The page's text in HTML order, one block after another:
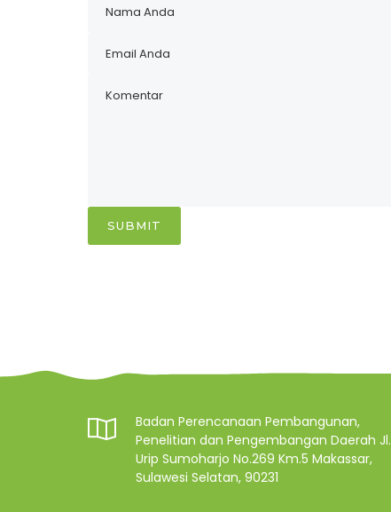
SUBMIT
Badan Perencanaan Pembangunan,
Penelitian dan Pengembangan Daerah Jl.
Urip Sumoharjo No.269 Km.5 Makassar,
Sulawesi Selatan, 90231